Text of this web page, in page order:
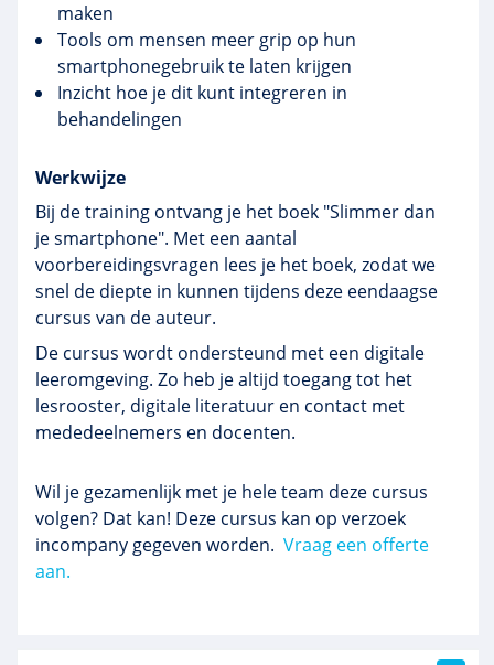
maken
Tools om mensen meer grip op hun
smartphonegebruik te laten krijgen
Inzicht hoe je dit kunt integreren in
behandelingen
Werkwijze
Bij de training ontvang je het boek "Slimmer dan
je smartphone". Met een aantal
voorbereidingsvragen lees je het boek, zodat we
snel de diepte in kunnen tijdens deze eendaagse
cursus van de auteur.
De cursus wordt ondersteund met een digitale
leeromgeving. Zo heb je altijd toegang tot het
lesrooster, digitale literatuur en contact met
mededeelnemers en docenten.
Wil je gezamenlijk met je hele team deze cursus
volgen? Dat kan! Deze cursus kan op verzoek
incompany gegeven worden. Vraag een offerte
aan.